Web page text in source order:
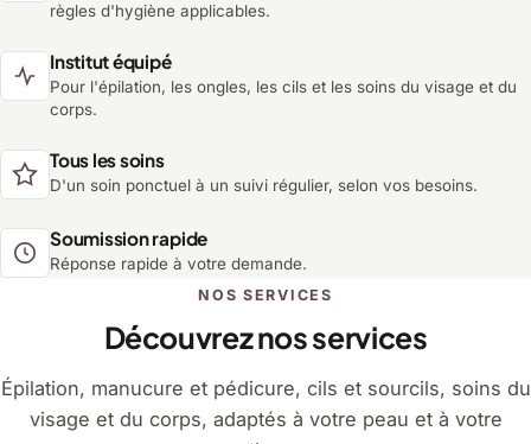
règles d'hygiène applicables.
Institut équipé
Pour l'épilation, les ongles, les cils et les soins du visage et du
corps.
Tous les soins
D'un soin ponctuel à un suivi régulier, selon vos besoins.
Soumission rapide
Réponse rapide à votre demande.
NOS SERVICES
Découvrez nos services
Épilation, manucure et pédicure, cils et sourcils, soins du
visage et du corps, adaptés à votre peau et à votre